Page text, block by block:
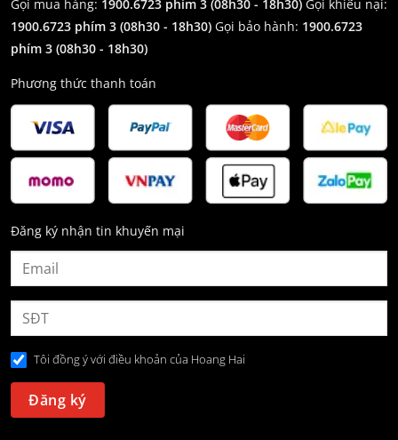
Gọi mua hàng: 1900.6723 phím 3 (08h30 - 18h30) Gọi khiếu nại:
1900.6723 phím 3 (08h30 - 18h30) Gọi bảo hành: 1900.6723
phím 3 (08h30 - 18h30)
Phương thức thanh toán
Đăng ký nhận tin khuyến mại
Tôi đồng ý với điều khoản của Hoang Hai